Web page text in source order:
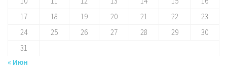
17
18 19 20 21 22
23
24
25 26 27 28 29
30
31
« Июн